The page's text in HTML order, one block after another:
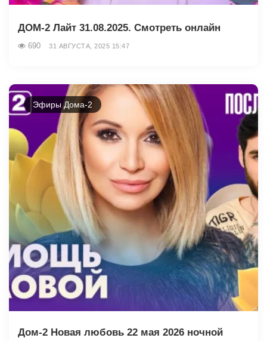
ДОМ-2 Лайт 31.08.2025. Смотреть онлайн
690 31 АВГУСТА, 2025 15:47
Эфиры Дома-2
Дом-2 Новая любовь 22 мая 2026 ночной